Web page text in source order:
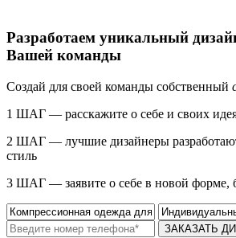
Разработаем уникальный
Вашей команды
Создай для своей команды собственный
1 ШАГ — расскажите о себе и своих
2 ШАГ — лучшие дизайнеры
стиль
3 ШАГ — заявите о себе в новой форме,
ЗАКАЗАТЬ